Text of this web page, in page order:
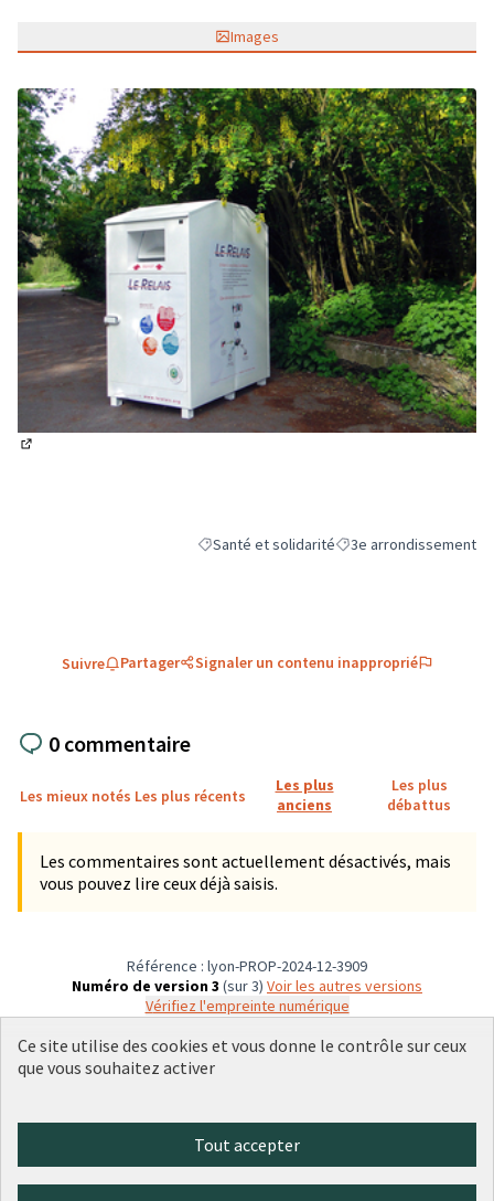
Images
Filtrer les résultats de la catégorie : Santé
Santé et solidaritéFiltrer les résultats
3e arrondissement
Suivre Partager Signaler un contenu inapproprié
0 commentaire
Les mieux notés Les plus récents
Les plus
anciens
Les plus
débattus
Les commentaires sont actuellement désactivés, mais
vous pouvez lire ceux déjà saisis.
Référence : lyon-PROP-2024-12-3909
Numéro de version 3 (sur 3)
voir les autres versions
Vérifiez l'empreinte numérique
(Lien externe)
(Lien externe)
(Lien externe)
(Lien externe)
(Lien externe)
Ce site utilise des cookies et vous donne le contrôle sur ceux
que vous souhaitez activer
Tout accepter